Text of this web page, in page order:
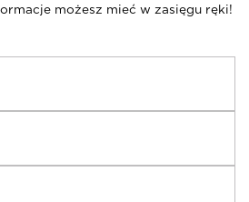
możesz mieć w zasięgu ręki!